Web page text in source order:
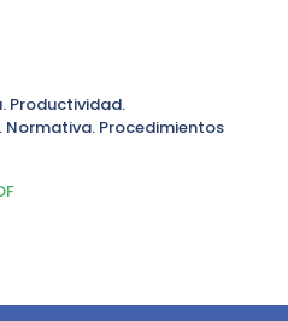
Productividad.
Procedimientos